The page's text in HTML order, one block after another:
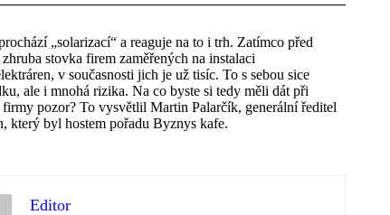
„solarizací“ a reaguje na to i trh. Zatímco před
stovka firem zaměřených na instalaci
v současnosti jich je už tisíc. To s sebou sice
ale i mnohá rizika. Na co byste si tedy měli dát při
pozor? To vysvětlil Martin Palarčík, generální ředitel
který byl hostem pořadu Byznys kafe.
Editor